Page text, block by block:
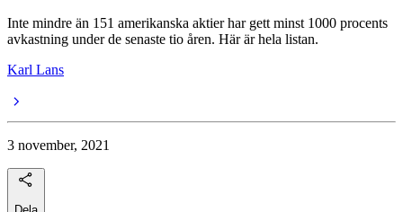
Inte mindre än 151 amerikanska aktier har gett minst 1000 procents
avkastning under de senaste tio åren. Här är hela listan.
Karl Lans
3 november, 2021